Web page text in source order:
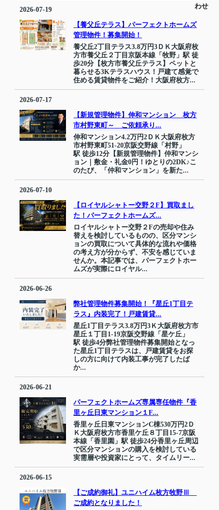
わせ
2026-07-19
【養父丘テラス】パーフェクトホームズ
管理物件！募集開始！
養父丘2丁目テラス3.8万円3ＤＫ大阪府枚
方市養父丘２丁目京阪本線「牧野」駅 徒
歩20分【枚方市養父丘テラス】ペットと
暮らせる3Kテラスハウス！戸建て感覚で
住める賃貸物件をご紹介！大阪府枚方...
2026-07-17
【新規管理物件】伸和マンション 枚方
市村野東町～ ご依頼承り...
伸和マンション4.2万円2ＤＫ大阪府枚方
市村野東町51-20京阪交野線「村野」
駅 徒歩12分【新規管理物件】仲和マンシ
ョン｜敷金・礼金0円！ゆとりの2DK♪こ
のたび、「仲和マンション」を新た...
2026-07-10
【ロイヤルシャトー交野２F】買取まし
た！パーフェクトホームズ...
ロイヤルシャトー交野２Fの売却や住み
替えを検討しているものの、区分マンシ
ョンの買取について具体的な流れや価格
の考え方が分からず、不安を感じていま
せんか。本記事では、パーフェクトホー
ムズが実際にロイヤル...
2026-06-26
弊社管理物件募集開始！『星丘1丁目テ
ラス』内装完了！戸建賃貸...
星丘1丁目テラス3.8万円3Ｋ大阪府枚方市
星丘１丁目1-19京阪交野線「星ケ丘」
駅 徒歩4分弊社管理物件募集開始となっ
た星丘1丁目テラスは、戸建賃貸をお探
しの方に向けて内装工事が完了したば
か...
2026-06-21
パーフェクトホームズ専属専任物件『香
里ヶ丘日東マンション１F...
香里ヶ丘日東マンションC棟530万円2Ｄ
Ｋ大阪府枚方市香里ケ丘８丁目15-7京阪
本線「香里園」駅 徒歩24分香里ヶ丘周辺
で区分マンションの購入を検討している
実需層や投資家にとって、タイムリー...
2026-06-15
【ご成約御礼】ユニハイム枚方牧野Ⅲ
ご成約となりました！